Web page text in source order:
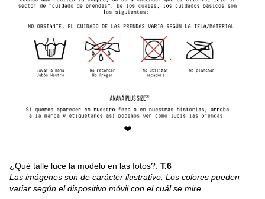
¿Qué talle luce la modelo en las fotos?: T.6
Las imágenes son de carácter ilustrativo. Los colores pueden
variar según el dispositivo móvil con el cuál se mire.